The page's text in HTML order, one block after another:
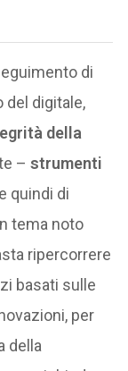
di
del digitale,
della
–strumenti
quindi di
tema noto
ripercorrere
basati sulle
per
della